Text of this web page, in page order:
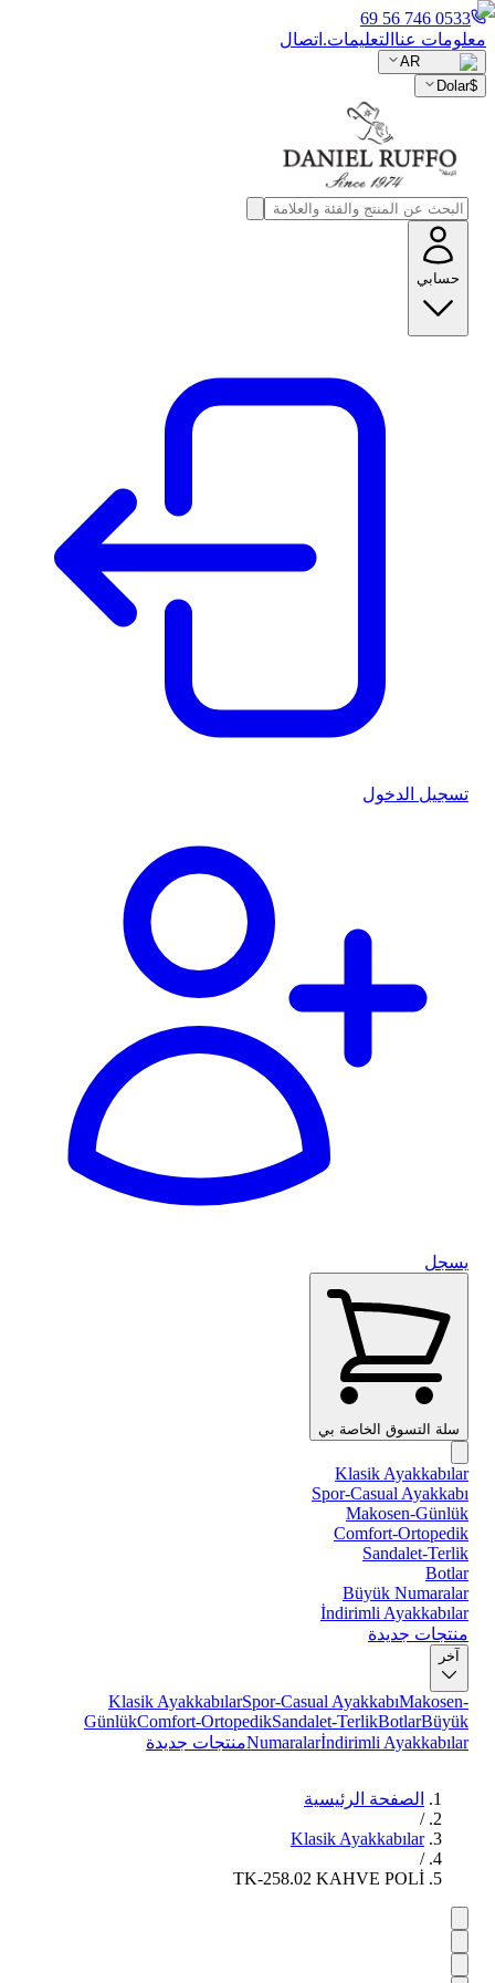
0533 746 56 69
معلومات عنا التعليمات. اتصال
AR
$
Dolar
حسابي
تسجيل الدخول
يسجل
سلة التسوق الخاصة بي
Klasik Ayakkabılar
Spor-Casual Ayakkabı
Makosen-Günlük
Comfort-Ortopedik
Sandalet-Terlik
Botlar
Büyük Numaralar
İndirimli Ayakkabılar
منتجات جديدة
آخر
Klasik AyakkabılarSpor-Casual AyakkabıMakosen-
GünlükComfort-OrtopedikSandalet-TerlikBotlarBüyük
Numaralarİndirimli Ayakkabılar منتجات جديدة
الصفحة الرئيسية
/
Klasik Ayakkabılar
/
TK-258.02 KAHVE POLİ